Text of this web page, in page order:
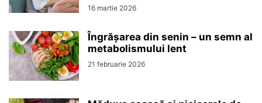
16 martie 2026
Îngrășarea din senin – un semn al
metabolismului lent
21 februarie 2026